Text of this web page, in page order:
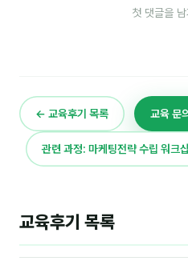
이상미
이미루
첫 댓글을
← 교육후기 목록 교육 문
관련 과정: 마케팅전략 수립 워크
교육후기 목록